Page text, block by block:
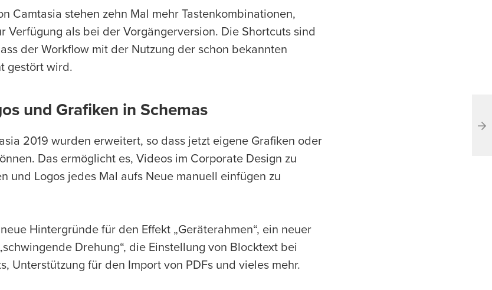
Camtasia stehen zehn Mal mehr Tastenkombinationen,
Verfügung als bei der Vorgängerversion. Die Shortcuts sind
der Workflow mit der Nutzung der schon bekannten
gestört wird.
und Grafiken in Schemas
2019 wurden erweitert, so dass jetzt eigene Grafiken oder
Das ermöglicht es, Videos im Corporate Design zu
und Logos jedes Mal aufs Neue manuell einfügen zu
Hintergründe für den Effekt „Geräterahmen“, ein neuer
Drehung“, die Einstellung von Blocktext bei
Unterstützung für den Import von PDFs und vieles mehr.